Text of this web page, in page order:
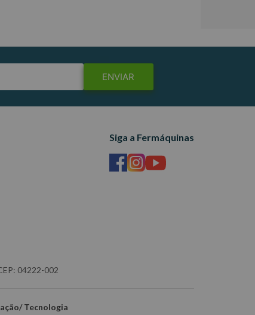
ENVIAR
04222-002
Siga a Fermáquinas
Tecnologia